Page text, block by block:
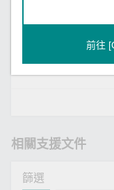
相關支援文件
篩選
前往